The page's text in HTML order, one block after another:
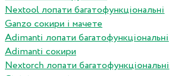
Nextool лопати багатофункціональні
Ganzo сокири і мачете
Adimanti лопати багатофункціональні
Adimanti сокири
Nextorch лопати багатофункціональні